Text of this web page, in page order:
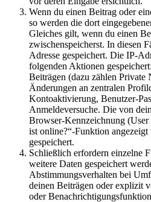
Wenn du einen Beitrag oder
so werden die dort
Gleiches gilt, wenn du einen
zwischenspeicherst. In diesen
Adresse gespeichert. Die IP-
folgenden Aktionen
Beiträgen (dazu zählen Private
Änderungen an zentralen
Kontoaktivierung, Benutzer-
Anmeldeversuche. Die von
Browser-Kennzeichnung
ist online?“-Funktion
gespeichert.
Schließlich erfordern einzelne
weitere Daten gespeichert
Abstimmungsverhalten bei
deinen Beiträgen oder explizit
oder